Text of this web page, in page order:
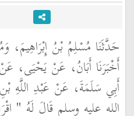
حَدَّثَنَا مُسْلِمُ بْنُ إِبْرَاهِيمَ،
أَخْبَرَنَا أَبَانُ، عَنْ يَحْيَى،
أَبِي سَلَمَةَ، عَنْ عَبْدِ اللَّهِ
الله عليه وسلم قَالَ لَهُ ‏"‏